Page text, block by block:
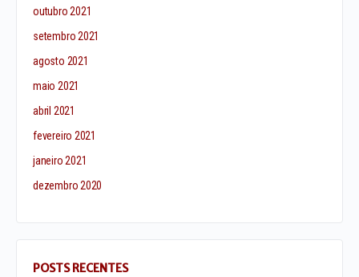
outubro 2021
setembro 2021
agosto 2021
maio 2021
abril 2021
fevereiro 2021
janeiro 2021
dezembro 2020
POSTS RECENTES